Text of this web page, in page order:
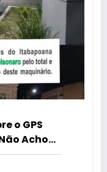
o GPS
Achou